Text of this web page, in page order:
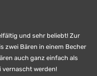
und sehr beliebt! Zur
zwei Bären in einem Becher
auch ganz einfach als
werden!